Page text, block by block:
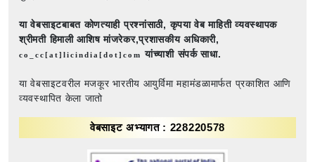
या वेबसाइटबाबत कोणत्याही प्रश्नांसाठी, कृपया वेब माहिती व्यवस्थापक
श्रीमती हिमाली आशिष मांजरेकर,प्रशासकीय अधिकारी,
co_cc[at]licindia[dot]comयांच्याशी संपर्क साधा.
या वेबसाइटवरील मजकूर भारतीय आयुर्विमा महामंडळामार्फत प्रकाशित आणि
व्यवस्थापित केला जातो
वेबसाइट अभ्यागत : 228220578